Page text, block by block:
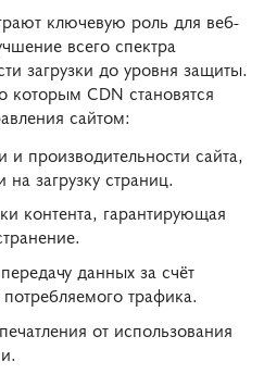
ключевую роль для веб-
всего спектра
загрузки до уровня защиты.
CDN становятся
сайтом:
производительности сайта,
загрузку страниц.
контента, гарантирующая
данных за счёт
трафика.
от использования